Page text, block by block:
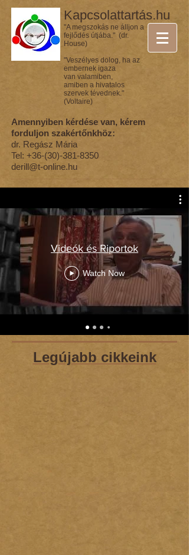
Kapcsolattartás.hu
"A megszokás ne álljon a
fejlődés útjába." (dr.
House)
"Veszélyes dolog, ha az
embernek igaza
van valamiben,
amiben a hivatalos
szervek tévednek."
(Voltaire)
Amennyiben kérdése van, kérem
forduljon szakértőnkhöz:
dr. Regász Mária
Tel: +36-(30)-381-8350
derill@t-online.hu
Videók és Riportok
Watch Now
Legújabb cikkeink